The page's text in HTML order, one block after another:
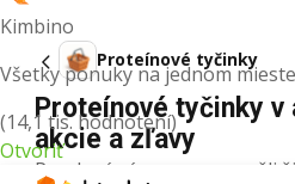
Kimbino
Všetky ponuky na jednom mieste
(14,1 tis. hodnotení)
Otvoriť
Proteínové tyčinky
Proteínové tyčinky v
akcie a zľavy
Pre daný výraz sme nenašli